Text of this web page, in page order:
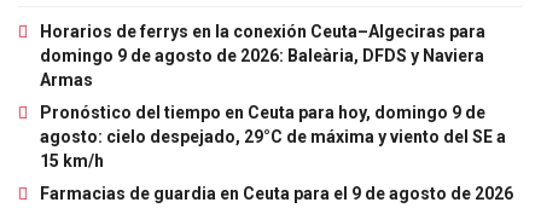
Horarios de ferrys en la conexión Ceuta–Algeciras para
domingo 9 de agosto de 2026: Baleària, DFDS y Naviera
Armas
Pronóstico del tiempo en Ceuta para hoy, domingo 9 de
agosto: cielo despejado, 29°C de máxima y viento del SE a
15 km/h
Farmacias de guardia en Ceuta para el 9 de agosto de 2026